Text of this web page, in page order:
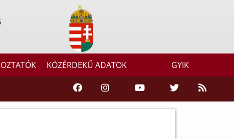
KÖZÉRDEKŰ ADATOK GYIK